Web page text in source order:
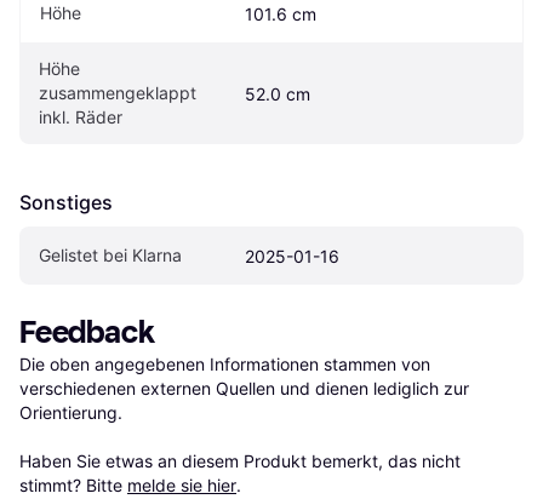
Höhe 101.6 cm
Höhe
zusammengeklappt
inkl. Räder
52.0 cm
Sonstiges
Gelistet bei Klarna 2025-01-16
Feedback
Die oben angegebenen Informationen stammen von
verschiedenen externen Quellen und dienen lediglich zur
Orientierung.
Haben Sie etwas an diesem Produkt bemerkt, das nicht
stimmt? Bitte melde sie hier.